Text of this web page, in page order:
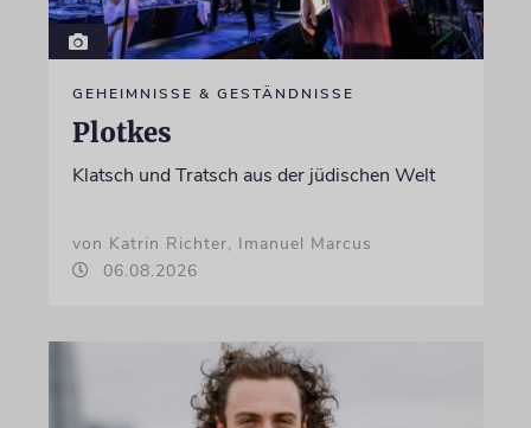
GEHEIMNISSE & GESTÄNDNISSE
Plotkes
Klatsch und Tratsch aus der jüdischen Welt
von Katrin Richter, Imanuel Marcus
06.08.2026